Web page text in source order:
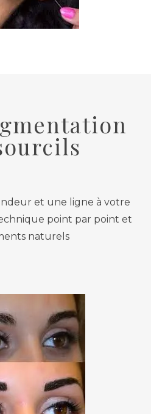
et une ligne à votre
point par point et
naturels